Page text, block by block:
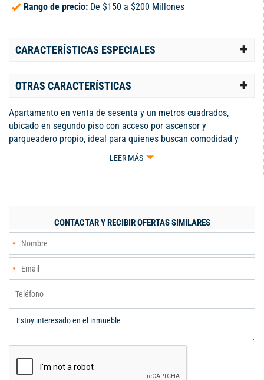
Rango de precio: De $150 a $200 Millones
CARACTERÍSTICAS ESPECIALES
OTRAS CARACTERÍSTICAS
Apartamento en venta de sesenta y un metros cuadrados,
ubicado en segundo piso con acceso por ascensor y
parqueadero propio, ideal para quienes buscan comodidad y
excelente ubicación; cuenta con dos habitaciones, dos baños,
sala comedor con balcón, cocina integral y zona de lavandería,
con piso cerámico en todas sus áreas que brinda frescura y fácil
cómodas vías de acceso por la calle veinticuatro y la carrera
diecinueve, convirtiéndolo en una excelente oportunidad para
vivir o invertir.
LEER MÁS
CONTACTAR Y RECIBIR OFERTAS SIMILARES